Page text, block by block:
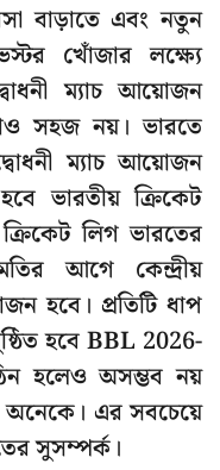
বাড়াতে এবং নতুন
খোঁজার লক্ষ্যে
ম্যাচ আয়োজন
সহজ নয়। ভারতে
ম্যাচ আয়োজন
ভারতীয় ক্রিকেট
লিগ ভারতের
আগে কেন্দ্রীয়
হবে। প্রতিটি ধাপ
হবে BBL 2026-
হলেও অসম্ভব নয়
অনেকে। এর সবচেয়ে
সুসম্পর্ক।